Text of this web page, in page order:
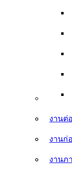
งานต่
งานก่
งานภ
งาน
งานก่
งานภ
อื่นๆ